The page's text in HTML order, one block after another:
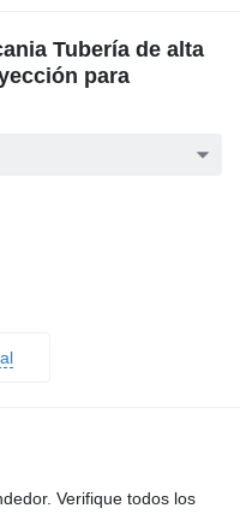
Tubería de alta
para
Verifique todos los